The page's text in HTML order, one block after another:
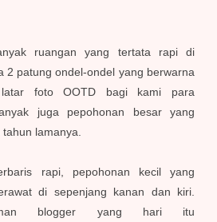
ruangan yang tertata rapi di
2 patung ondel-ondel yang berwarna
foto OOTD bagi kami para
juga pepohonan besar yang
lamanya.
rapi, pepohonan kecil yang
di sepenjang kanan dan kiri.
blogger yang hari itu